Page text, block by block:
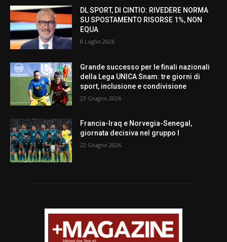
DL SPORT, DI CINTIO: RIVEDERE NORMA
SU SPOSTAMENTO RISORSE 1%, NON
EQUA
8 Luglio 2026
Grande successo per le finali nazionali
della Lega UNICA Snam: tre giorni di
sport, inclusione e condivisione
23 Giugno 2026
Francia-Iraq e Norvegia-Senegal,
giornata decisiva nel gruppo I
22 Giugno 2026